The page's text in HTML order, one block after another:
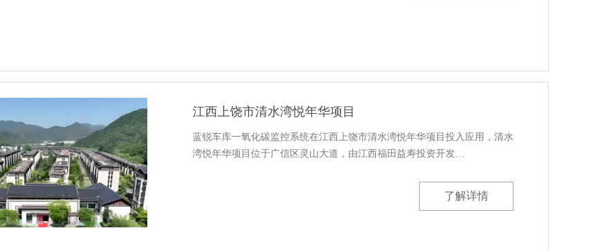
江西上饶市清水湾悦年华项目
蓝锐车库一氧化碳监控系统在江西上饶市清水湾悦年华项目投入应用，清水
湾悦年华项目位于广信区灵山大道，由江西福田益寿投资开发…
了解详情